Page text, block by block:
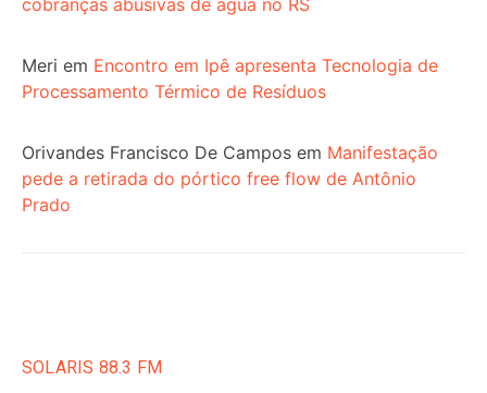
Meri em Encontro em Ipê apresenta Tecnologia de
Processamento Térmico de Resíduos
Orivandes Francisco De Campos em Manifestação
pede a retirada do pórtico free flow de Antônio
Prado
SOLARIS 88.3 FM